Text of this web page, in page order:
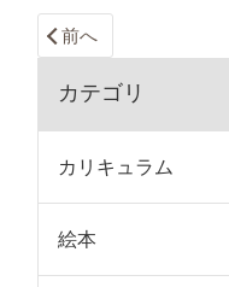
前へ
カテゴリ
カリキュラム
絵本